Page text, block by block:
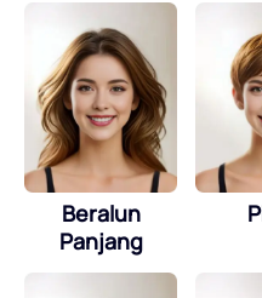
Beralun
Panjang